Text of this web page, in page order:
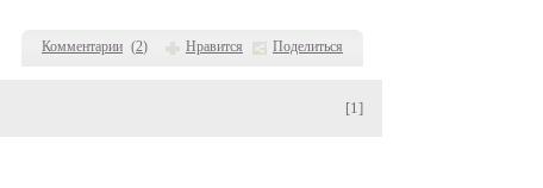
Комментарии (2) Нравится Поделиться
[1]